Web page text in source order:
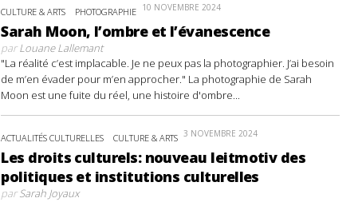
CULTURE & ARTS PHOTOGRAPHIE 10 NOVEMBRE 2024
Sarah Moon, l’ombre et l’évanescence
parLouane Lallemant
"La réalité c’est implacable. Je ne peux pas la photographier. J’ai besoin
de m’en évader pour m’en approcher." La photographie de Sarah
Moon est une fuite du réel, une histoire d'ombre...
ACTUALITÉS CULTURELLES CULTURE & ARTS 3 NOVEMBRE 2024
Les droits culturels: nouveau leitmotiv des
politiques et institutions culturelles
parSarah Joyaux